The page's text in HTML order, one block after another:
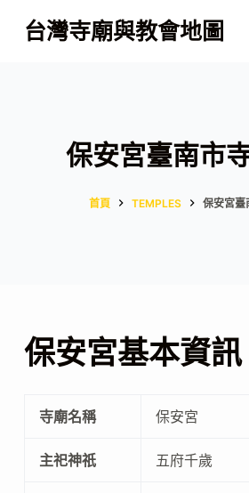
跳
至
台灣寺廟與教會地圖
保安宮臺南市
首頁 TEMPLES 保安宮臺
保安宮基本資訊
寺廟名稱 保安宮
主祀神祇 五府千歲